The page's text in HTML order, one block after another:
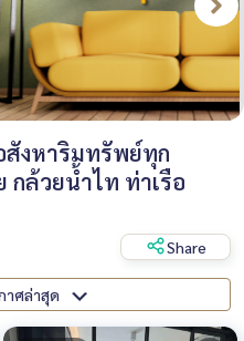
สังหาริมทรัพย์ทุก
กล้วยน้ำไท ท่าเรือ
Share
: ประกาศล่าสุด